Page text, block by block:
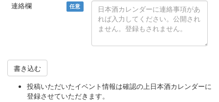
連絡欄 任意
書き込む
投稿いただいたイベント情報は確認の上日本酒カレンダーに
登録させていただきます。